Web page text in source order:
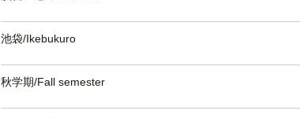
池袋/Ikebukuro
秋学期/Fall semester